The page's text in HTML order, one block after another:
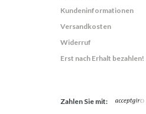
Kundeninformationen
Versandkosten
Widerruf
Erst nach Erhalt bezahlen!
Zahlen Sie mit: